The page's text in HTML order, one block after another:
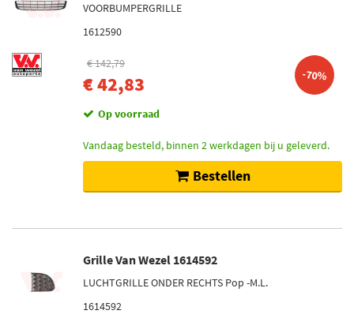
VOORBUMPERGRILLE
1612590
€ 142,79
€ 42,83 -70%
Op voorraad
Vandaag besteld, binnen 2 werkdagen bij u geleverd.
Bestellen
Grille Van Wezel 1614592
LUCHTGRILLE ONDER RECHTS Pop -M.L.
1614592